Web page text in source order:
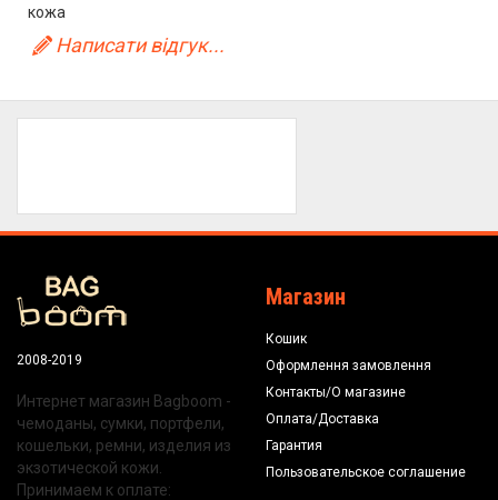
кожа
Написати відгук...
2008-2019
Интернет магазин Bagboom -
чемоданы, сумки, портфели,
кошельки, ремни, изделия из
экзотической кожи.
Принимаем к оплате:
Магазин
Кошик
Оформлення замовлення
Контакты/О магазине
Оплата/Доставка
Гарантия
Пользовательское соглашение